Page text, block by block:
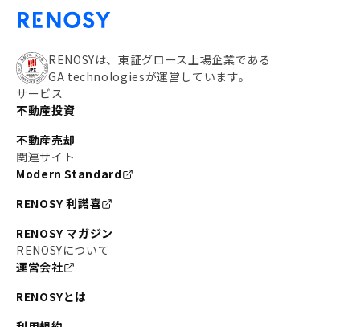
RENOSYは、東証グロース上場企業である
GA technologiesが運営しています。
サービス
不動産投資
不動産売却
関連サイト
Modern Standard
RENOSY 利諾喜
RENOSY マガジン
RENOSYについて
運営会社
RENOSYとは